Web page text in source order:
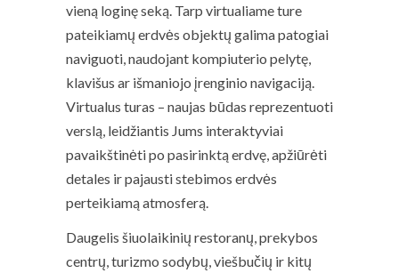
vieną loginę seką. Tarp virtualiame ture
pateikiamų erdvės objektų galima patogiai
naviguoti, naudojant kompiuterio pelytę,
klavišus ar išmaniojo įrenginio navigaciją.
Virtualus turas – naujas būdas reprezentuoti
verslą, leidžiantis Jums interaktyviai
pavaikštinėti po pasirinktą erdvę, apžiūrėti
detales ir pajausti stebimos erdvės
perteikiamą atmosferą.
Daugelis šiuolaikinių restoranų, prekybos
centrų, turizmo sodybų, viešbučių ir kitų